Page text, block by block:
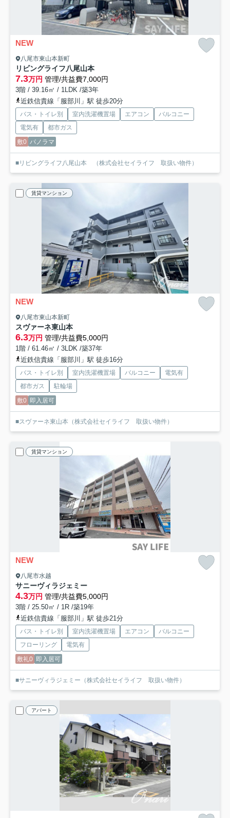
NEW
八尾市東山本新町
リビングライフ八尾山本
7.3万円 管理/共益費7,000円
3階 / 39.16㎡ / 1LDK /築3年
近鉄信貴線「服部川」駅 徒歩20分
バス・トイレ別 室内洗濯機置場 エアコン
バルコニー
電気有
都市ガス
敷0 パノラマ
■リビングライフ八尾山本 （株式会社セイライフ 取扱い物件）
賃貸マンション
NEW
八尾市東山本新町
スヴァーネ東山本
6.3万円 管理/共益費5,000円
1階 / 61.46㎡ / 3LDK /築37年
近鉄信貴線「服部川」駅 徒歩16分
バス・トイレ別 室内洗濯機置場 バルコニー
電気有
都市ガス
駐輪場
敷0 即入居可
■スヴァーネ東山本（株式会社セイライフ 取扱い物件）
賃貸マンション
NEW
八尾市水越
サニーヴィラジェミー
4.3万円 管理/共益費5,000円
3階 / 25.50㎡ / 1R /築19年
近鉄信貴線「服部川」駅 徒歩21分
バス・トイレ別 室内洗濯機置場 エアコン
バルコニー
フローリング
電気有
敷礼0 即入居可
■サニーヴィラジェミー（株式会社セイライフ 取扱い物件）
アパート